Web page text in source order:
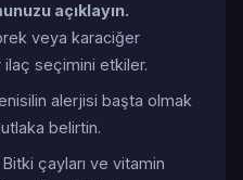
açıklayın.
veya karaciğer
seçimini etkiler.
alerjisi başta olmak
belirtin.
Bitki çayları ve vitamin